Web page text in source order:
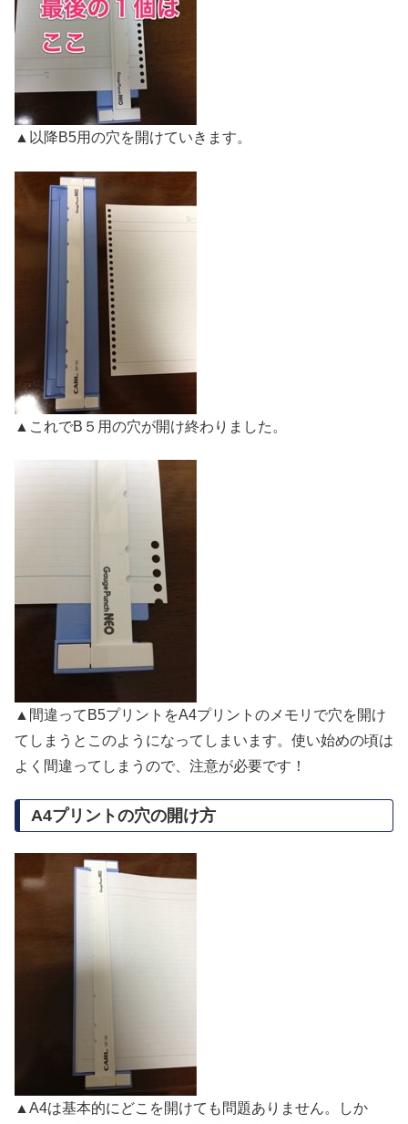
▲以降B5用の穴を開けていきます。
▲これでB５用の穴が開け終わりました。
▲間違ってB5プリントをA4プリントのメモリで穴を開け
てしまうとこのようになってしまいます。使い始めの頃は
よく間違ってしまうので、注意が必要です！
A4プリントの穴の開け方
▲A4は基本的にどこを開けても問題ありません。しか